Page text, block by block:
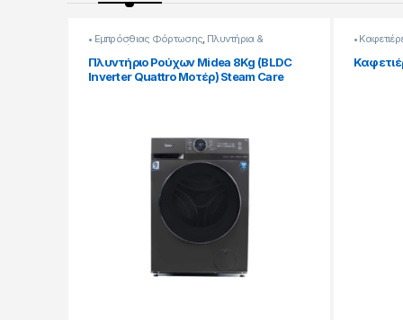
• Εμπρόσθιας Φόρτωσης, Πλυντήρια &
Στεγνωτήρια
Πλυντήριο Ρούχων Midea 8Kg (BLDC
Inverter Quattro Μοτέρ) Steam Care
•